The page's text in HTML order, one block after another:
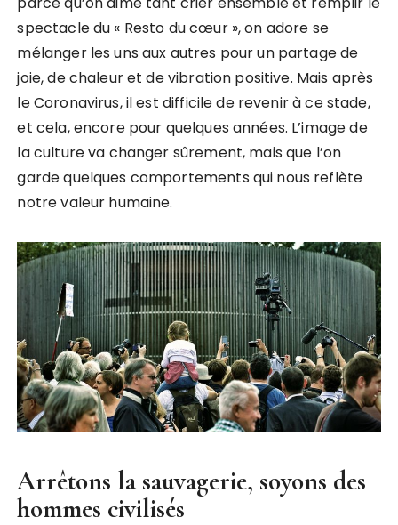
spectacle du « Resto du cœur », on adore se
mélanger les uns aux autres pour un partage de
joie, de chaleur et de vibration positive. Mais après
le Coronavirus, il est difficile de revenir à ce stade,
et cela, encore pour quelques années. L’image de
la culture va changer sûrement, mais que l’on
garde quelques comportements qui nous reflète
notre valeur humaine.
Arrêtons la sauvagerie, soyons des
hommes civilisés